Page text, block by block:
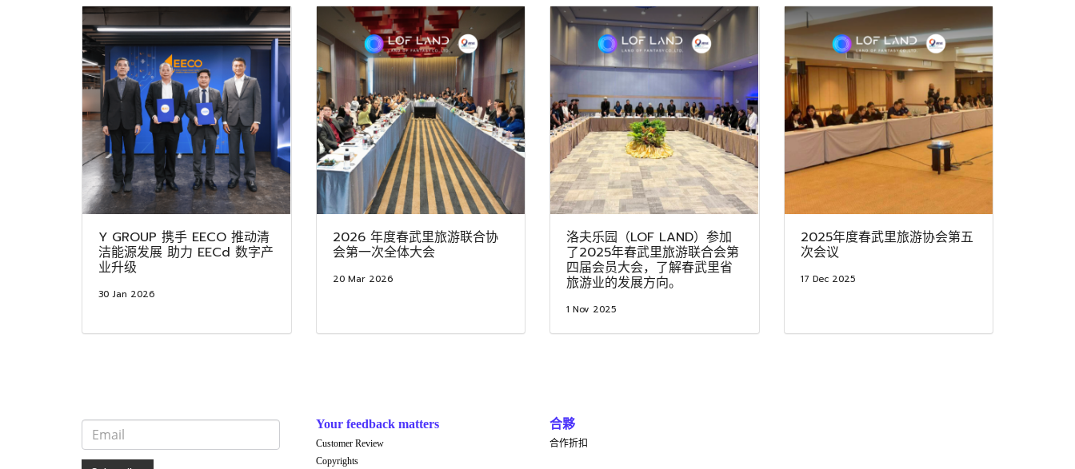
Y GROUP 携手 EECO 推动清
洁能源发展 助力 EECd 数字产
业升级
30 Jan 2026
2026 年度春武里旅游联合协
会第一次全体大会
20 Mar 2026
洛夫乐园（LOF LAND）参加
了2025年春武里旅游联合会第
四届会员大会，了解春武里省
旅游业的发展方向。
1 Nov 2025
2025年度春武里旅游协会第五
次会议
17 Dec 2025
Your feedback matters
Customer Review
Copyrights
合夥
合作折扣